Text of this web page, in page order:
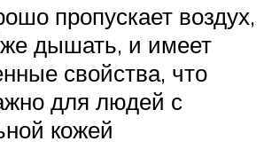
пропускает воздух,
дышать, и имеет
свойства, что
для людей с
кожей